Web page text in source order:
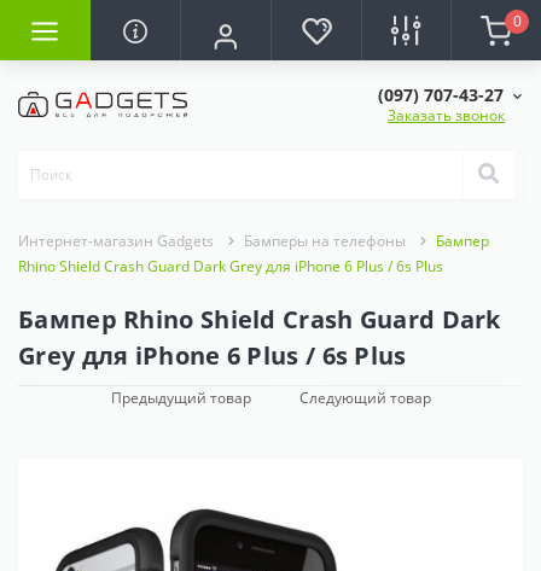
0
(097) 707-43-27
Заказать звонок
Интернет-магазин Gadgets Бамперы на телефоны
Бампер
Rhino Shield Crash Guard Dark Grey для iPhone 6 Plus / 6s Plus
Бампер Rhino Shield Crash Guard Dark
Grey для iPhone 6 Plus / 6s Plus
Предыдущий товар Следующий товар